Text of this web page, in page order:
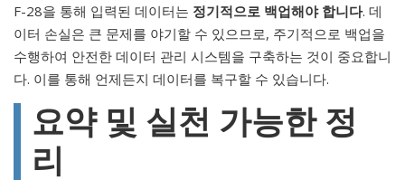
F-28을 통해 입력된 데이터는 정기적으로 백업해야 합니다. 데
이터 손실은 큰 문제를 야기할 수 있으므로, 주기적으로 백업을
수행하여 안전한 데이터 관리 시스템을 구축하는 것이 중요합니
다. 이를 통해 언제든지 데이터를 복구할 수 있습니다.
요약 및 실천 가능한 정
리